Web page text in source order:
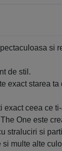
si
de stil.
exact starea
ceea ce
One este
straluciri si
multe alte